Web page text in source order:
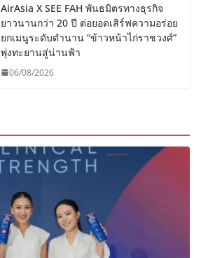
AirAsia X SEE FAH พันธมิตรทางธุรกิจ
ยาวนานกว่า 20 ปี ต่อยอดเสิร์ฟความอร่อย
ยกเมนูระดับตำนาน “ข้าวหน้าไก่ราชวงศ์”
พุ่งทะยานสู่น่านฟ้า
06/08/2026